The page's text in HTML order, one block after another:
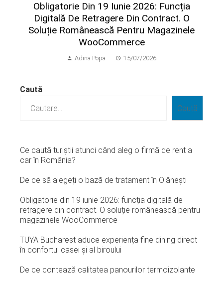
Obligatorie Din 19 Iunie 2026: Funcția
Digitală De Retragere Din Contract. O
Soluție Românească Pentru Magazinele
WooCommerce
Adina Popa 15/07/2026
Caută
Caută
Ce caută turiștii atunci când aleg o firmă de rent a
car în România?
De ce să alegeți o bază de tratament în Olănești
Obligatorie din 19 iunie 2026: funcția digitală de
retragere din contract. O soluție românească pentru
magazinele WooCommerce
TUYA Bucharest aduce experiența fine dining direct
în confortul casei și al biroului
De ce contează calitatea panourilor termoizolante